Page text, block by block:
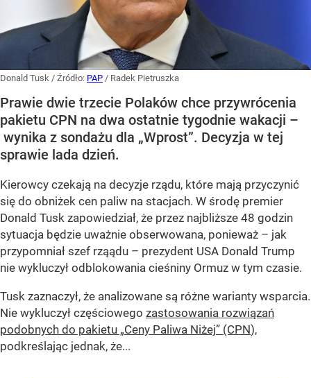
Donald Tusk / Źródło: PAP / Radek Pietruszka
Prawie dwie trzecie Polaków chce przywrócenia
pakietu CPN na dwa ostatnie tygodnie wakacji –
wynika z sondażu dla „Wprost”. Decyzja w tej
sprawie lada dzień.
Kierowcy czekają na decyzje rządu, które mają przyczynić
się do obniżek cen paliw na stacjach. W środę premier
Donald Tusk zapowiedział, że przez najbliższe 48 godzin
sytuacja będzie uważnie obserwowana, ponieważ – jak
przypomniał szef rząądu – prezydent USA Donald Trump
nie wykluczył odblokowania cieśniny Ormuz w tym czasie.
Tusk zaznaczył, że analizowane są różne warianty wsparcia.
Nie wykluczył częściowego zastosowania rozwiązań
podobnych do pakietu „Ceny Paliwa Niżej” (CPN),
podkreślając jednak, że...